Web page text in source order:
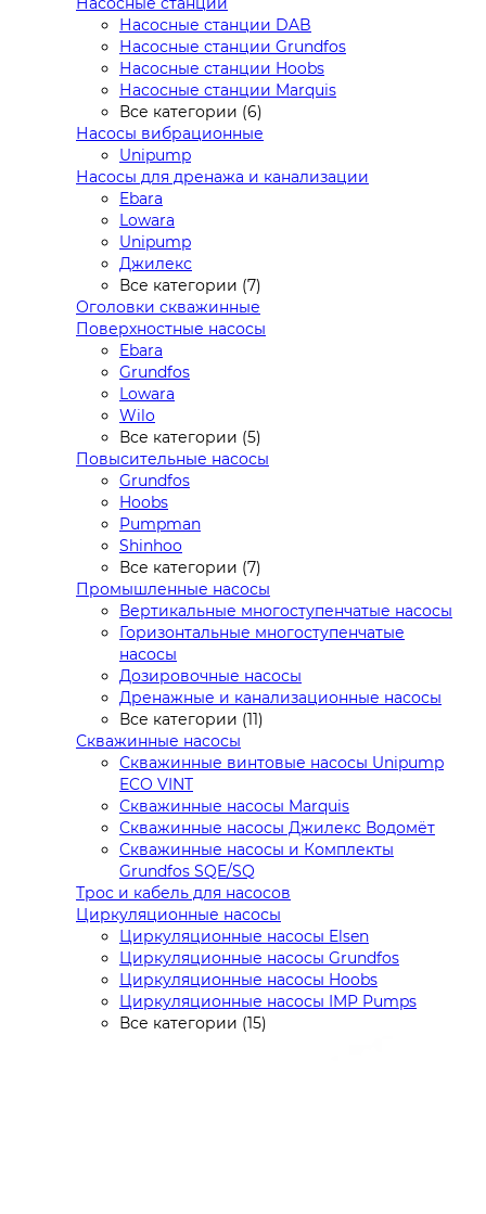
Насосные станции DAB
Насосные станции Grundfos
Насосные станции Hoobs
Насосные станции Marquis
Все категории (6)
Насосы вибрационные
Unipump
Насосы для дренажа и канализации
Ebara
Lowara
Unipump
Джилекс
Все категории (7)
Оголовки скважинные
Поверхностные насосы
Ebara
Grundfos
Lowara
Wilo
Все категории (5)
Повысительные насосы
Grundfos
Hoobs
Pumpman
Shinhoo
Все категории (7)
Промышленные насосы
Вертикальные многоступенчатые насосы
Горизонтальные многоступенчатые
насосы
Дозировочные насосы
Дренажные и канализационные насосы
Все категории (11)
Скважинные насосы
Скважинные винтовые насосы Unipump
ECO VINT
Скважинные насосы Marquis
Скважинные насосы Джилекс Водомёт
Скважинные насосы и Комплекты
Grundfos SQE/SQ
Трос и кабель для насосов
Циркуляционные насосы
Циркуляционные насосы Elsen
Циркуляционные насосы Grundfos
Циркуляционные насосы Hoobs
Циркуляционные насосы IMP Pumps
Все категории (15)